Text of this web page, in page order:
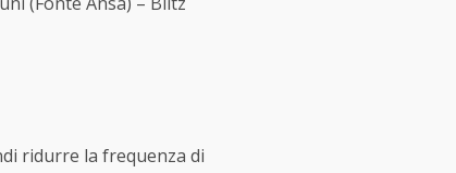
ridurre la frequenza di